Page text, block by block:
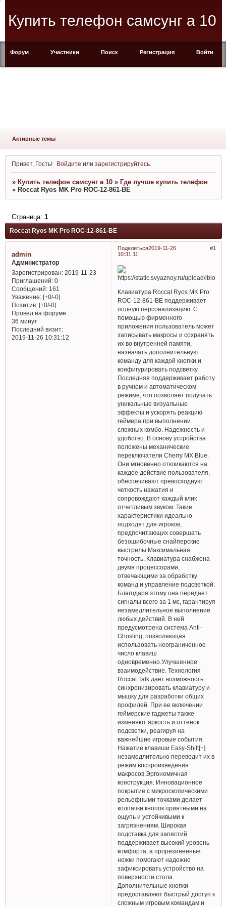
Купить телефон самсунг а 10
Форум Участники Поиск Регистрация Войти
Активные темы
Привет, Гость! Войдите илизарегистрируйтесь
» Купить телефон самсунг а 10 » Где лучше купить телефон
» Roccat Ryos MK Pro ROC-12-861-BE
Roccat Ryos MK Pro ROC-12-861-BE
Страница: 1
Поделиться 1
2019-11-26
10:31:11
admin
Администратор
Зарегистрирован: 2019-11-23
Приглашений:0
Сообщений:161
Уважение: [+0/-0]
Позитив: [+0/-0]
Провел на форуме:
36 минут
Последний визит:
2019-11-26 10:31:12
Клавиатура Roccat Ryos MK Pro
ROC-12-861-BE поддерживает
полную персонализацию. С
помощью фирменного
приложения пользователь может
записывать макросы и сохранять
их во внутренней памяти,
назначать дополнительную
команду для каждой кнопки и
конфигурировать подсветку.
Последняя поддерживает работу
в ручном и автоматическом
режиме, что позволяет получать
уникальные визуальные
эффекты и ускорять реакцию
геймера при выполнении
сложных комбо. Надежность и
удобство. В основу устройства
положены механические
переключатели Cherry MX Blue.
Они мгновенно откликаются на
каждое действие пользователя,
обеспечивают превосходную
четкость нажатия и
сопровождают каждый клик
отчетливым звуком. Такие
характеристики идеально
подходят для игроков,
предпочитающих совершать
безошибочные снайперские
выстрелы.Максимальная
точность. Клавиатура снабжена
двумя процессорами,
отвечающими за обработку
команд и управление подсветкой.
Благодаря этому она передает
сигналы всего за 1 мс, гарантируя
незамедлительное выполнение
любых действий. В ней
предусмотрена система Anti-
Ghosting, позволяющая
использовать неограниченное
число клавиш
одновременно.Улучшенное
взаимодействие. Технология
Roccat Talk дает возможность
синхронизировать клавиатуру и
мышку для разработки общих
профилей. При ее включении
геймерские гаджеты также
изменяют яркость и оттенок
подсветки, реагируя на
важнейшие игровые события.
Нажатие клавиши Easy-Shift[+]
незамедлительно переводит их в
режим воспроизведения
макросов.Эргономичная
конструкция. Инновационное
покрытие с микроскопическими
рельефными точками делает
колпачки кнопок приятными на
ощупь и устойчивыми к
загрязнениям. Широкая
подставка для запястий
поддерживает высокий уровень
комфорта, а прорезиненные
ножки помогают надежно
зафиксировать устройство на
поверхности стола.
Дополнительные кнопки
предоставляют быстрый доступ к
сложным игровым командам и